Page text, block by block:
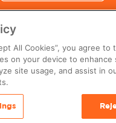
Madrid Open. All Rights
All Cookies”, you agree to
on your device to enhance
site usage, and assist in